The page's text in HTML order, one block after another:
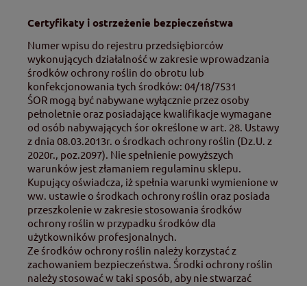
Certyfikaty i ostrzeżenie bezpieczeństwa
Numer wpisu do rejestru przedsiębiorców
wykonujących działalność w zakresie wprowadzania
środków ochrony roślin do obrotu lub
konfekcjonowania tych środków: 04/18/7531
ŚOR mogą być nabywane wyłącznie przez osoby
pełnoletnie oraz posiadające kwalifikacje wymagane
od osób nabywających śor określone w art. 28. Ustawy
z dnia 08.03.2013r. o środkach ochrony roślin (Dz.U. z
2020r., poz.2097). Nie spełnienie powyższych
warunków jest złamaniem regulaminu sklepu.
Kupujący oświadcza, iż spełnia warunki wymienione w
ww. ustawie o środkach ochrony roślin oraz posiada
przeszkolenie w zakresie stosowania środków
ochrony roślin w przypadku środków dla
użytkowników profesjonalnych.
Ze środków ochrony roślin należy korzystać z
zachowaniem bezpieczeństwa. Środki ochrony roślin
należy stosować w taki sposób, aby nie stwarzać